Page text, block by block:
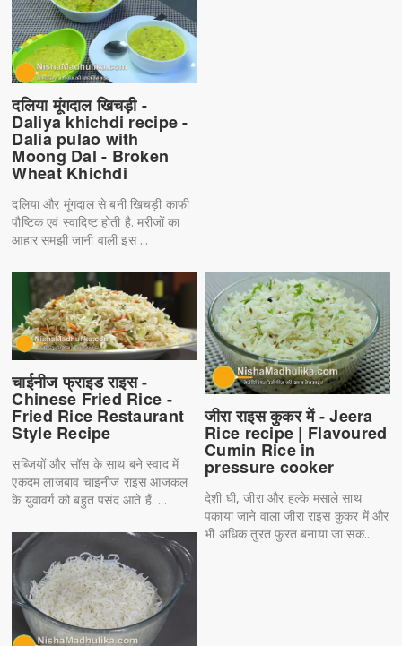
दलिया मूंगदाल खिचड़ी -
Daliya khichdi recipe -
Dalia pulao with
Moong Dal - Broken
Wheat Khichdi
दलिया और मूंगदाल से बनी खिचड़ी काफी
पौष्टिक एवं स्वादिष्ट होती है. मरीजों का
आहार समझी जानी वाली इस ...
जीरा राइस कुकर में - Jeera
Rice recipe | Flavoured
Cumin Rice in
pressure cooker
देशी घी, जीरा और हल्के मसाले साथ
पकाया जाने वाला जीरा राइस कुकर में और
भी अधिक तुरत फुरत बनाया जा सक...
चाईनीज फ्राइड राइस -
Chinese Fried Rice -
Fried Rice Restaurant
Style Recipe
सब्जियों और सॉस के साथ बने स्वाद में
एकदम लाजबाव चाइनीज राइस आजकल
के युवावर्ग को बहुत पसंद आते हैं. ...